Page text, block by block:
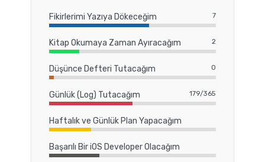
Fikirlerimi Yazıya Dökeceğim 7
Kitap Okumaya Zaman Ayıracağım 2
Düşünce Defteri Tutacağım 0
Günlük (Log) Tutacağım 179/365
Haftalık ve Günlük Plan Yapacağım
Başarılı Bir iOS Developer Olacağım